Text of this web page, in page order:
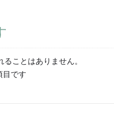
ことはありません。
目です